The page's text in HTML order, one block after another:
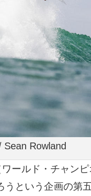
Sean Rowland
ールド・チャン
という企画の第